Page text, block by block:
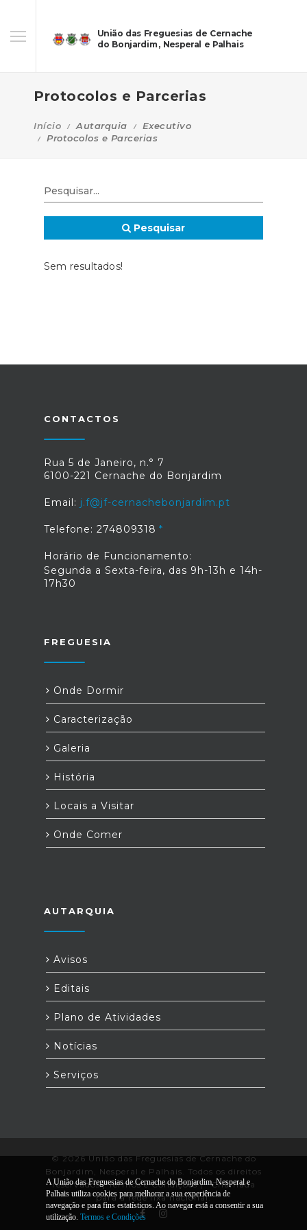
União das Freguesias de Cernache
do Bonjardim, Nesperal e Palhais
Protocolos e Parcerias
Início Autarquia
Executivo
Protocolos e Parcerias
Pesquisar
Sem resultados!
CONTACTOS
Rua 5 de Janeiro, n.° 7
6100-221 Cernache do Bonjardim
Email: j.f@jf-cernachebonjardim.pt
Telefone: 274809318
Horário de Funcionamento:
Segunda a Sexta-feira, das 9h-13h e 14h-
17h30
FREGUESIA
Onde Dormir
Caracterização
Galeria
História
Locais a Visitar
Onde Comer
AUTARQUIA
Avisos
Editais
Plano de Atividades
Notícias
Serviços
© 2026 União das Freguesias de Cernache do
Bonjardim, Nesperal e Palhais. Todos os direitos
reservados |Termos e Condições|*Chamada
para a rede fixa nacional.
A União das Freguesias de Cernache do Bonjardim, Nesperal e
Palhais utiliza cookies para melhorar a sua experiência de
navegação e para fins estatísticos. Ao navegar está a consentir a sua
utilização. Termos e Condições